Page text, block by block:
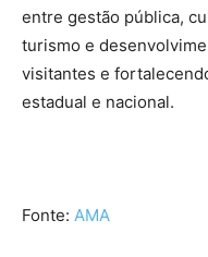
entre gestão pública,
turismo e
visitantes e
estadual e nacional.
Fonte: AMA